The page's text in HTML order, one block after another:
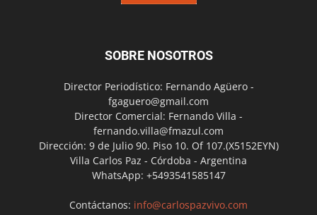
SOBRE NOSOTROS
Director Periodístico: Fernando Agüero -
fgaguero@gmail.com
Director Comercial: Fernando Villa -
fernando.villa@fmazul.com
Dirección: 9 de Julio 90. Piso 10. Of 107.(X5152EYN)
Villa Carlos Paz - Córdoba - Argentina
WhatsApp: +5493541585147
Contáctanos: info@carlospazvivo.com